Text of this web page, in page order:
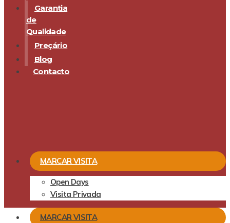
Garantia
de
Qualidade
Preçário
Blog
Contacto
MARCAR VISITA
Open Days
Visita Privada
MARCAR VISITA